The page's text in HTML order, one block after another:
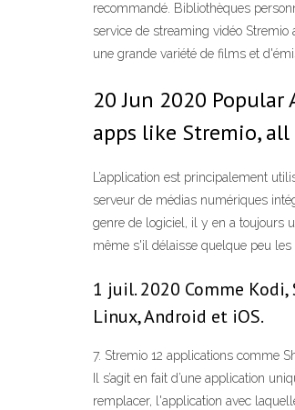
recommandé. Bibliothèques
service de streaming vidéo
une grande variété de films et
20 Jun 2020
apps like Stremio,
L’application est principalement
serveur de médias numériques
genre de logiciel, il y en a toujours
même s'il délaisse quelque peu
1 juil. 2020 Comme
Linux, Android et iOS.
7. Stremio 12 applications comme
Il s’agit en fait d’une application
remplacer, l'application avec